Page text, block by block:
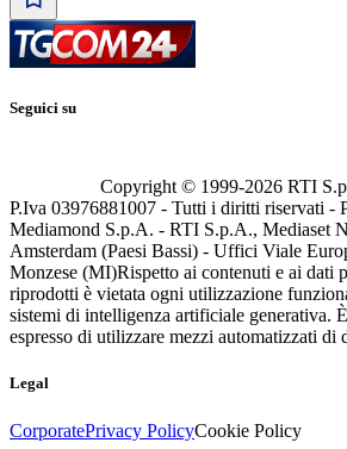
Seguici su
Copyright © 1999-2026 RTI
P.Iva 03976881007 - Tutti i diritti riservati -
Mediamond S.p.A. - RTI S.p.A., Mediaset
Amsterdam (Paesi Bassi) - Uffici Viale
Monzese (MI)Rispetto ai contenuti e ai dati
riprodotti è vietata ogni utilizzazione
sistemi di intelligenza artificiale generativa.
espresso di utilizzare mezzi automatizzati di
Legal
CorporatePrivacy PolicyCookie Policy